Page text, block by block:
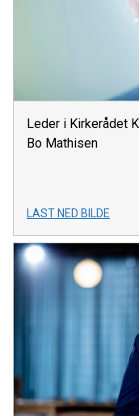
Leder i Kirkerådet
Bo Mathisen
LAST NED BILDE